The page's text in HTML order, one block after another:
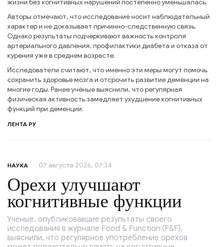
жизни без когнитивных нарушений постепенно уменьшалась.
Авторы отмечают, что исследование носит наблюдательный
характер и не доказывает причинно-следственную связь.
Однако результаты подчёркивают важность контроля
артериального давления, профилактики диабета и отказа от
курения уже в среднем возрасте.
Исследователи считают, что именно эти меры могут помочь
сохранить здоровье мозга и отсрочить развитие деменции на
многие годы. Ранее учёные выяснили, что регулярная
физическая активность замедляет ухудшение когнитивных
функций при деменции.
ЛЕНТА РУ
НАУКА 07 августа 2026, 07:34
Орехи улучшают
когнитивные функции
Учёные, опубликовавшие результаты своего
исследования в журнале Food & Function (F&F),
выяснили, что регулярное употребление орехов